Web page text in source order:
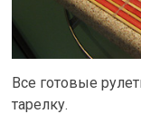
Все готовые
тарелку.